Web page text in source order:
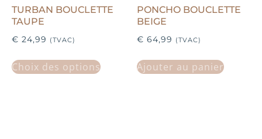
TURBAN BOUCLETTE
TAUPE
€ 24,99 (TVAC)
Choix des options
PONCHO BOUCLETTE
BEIGE
€ 64,99 (TVAC)
Ajouter au panier